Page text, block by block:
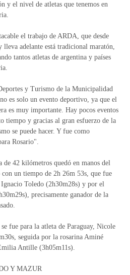
y el nivel de atletas que tenemos en
el trabajo de ARDA, que desde
lleva adelante está tradicional maratón,
tantos atletas de argentina y países
y Turismo de la Municipalidad
es solo un evento deportivo, ya que el
es muy importante. Hay pocos eventos
tiempo y gracias al gran esfuerzo de la
se puede hacer. Y fue como
Rosario".
de 42 kilómetros quedó en manos del
un tiempo de 2h 26m 53s, que fue
Toledo (2h30m28s) y por el
precisamente ganador de la
fue para la atleta de Paraguay, Nicole
seguida por la rosarina Aminé
Antille (3h05m11s).
Y MAZUR